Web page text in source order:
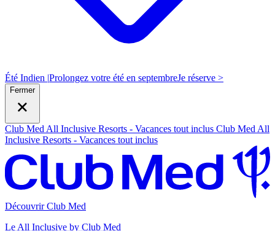
Été Indien |Prolongez votre été en septembreJe réserve >
Fermer
Club Med All Inclusive Resorts - Vacances tout inclus Club Med All
Inclusive Resorts - Vacances tout inclus
Découvrir Club Med
Le All Inclusive by Club Med